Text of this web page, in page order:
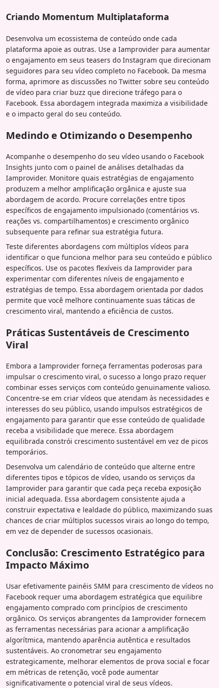
Criando Momentum Multiplataforma
Desenvolva um ecossistema de conteúdo onde cada
plataforma apoie as outras. Use a Iamprovider para aumentar
o engajamento em seus teasers do Instagram que direcionam
seguidores para seu vídeo completo no Facebook. Da mesma
forma, aprimore as discussões no Twitter sobre seu conteúdo
de vídeo para criar buzz que direcione tráfego para o
Facebook. Essa abordagem integrada maximiza a visibilidade
e o impacto geral do seu conteúdo.
Medindo e Otimizando o Desempenho
Acompanhe o desempenho do seu vídeo usando o Facebook
Insights junto com o painel de análises detalhadas da
Iamprovider. Monitore quais estratégias de engajamento
produzem a melhor amplificação orgânica e ajuste sua
abordagem de acordo. Procure correlações entre tipos
específicos de engajamento impulsionado (comentários vs.
reações vs. compartilhamentos) e crescimento orgânico
subsequente para refinar sua estratégia futura.
Teste diferentes abordagens com múltiplos vídeos para
identificar o que funciona melhor para seu conteúdo e público
específicos. Use os pacotes flexíveis da Iamprovider para
experimentar com diferentes níveis de engajamento e
estratégias de tempo. Essa abordagem orientada por dados
permite que você melhore continuamente suas táticas de
crescimento viral, mantendo a eficiência de custos.
Práticas Sustentáveis de Crescimento
Viral
Embora a Iamprovider forneça ferramentas poderosas para
impulsar o crescimento viral, o sucesso a longo prazo requer
combinar esses serviços com conteúdo genuinamente valioso.
Concentre-se em criar vídeos que atendam às necessidades e
interesses do seu público, usando impulsos estratégicos de
engajamento para garantir que esse conteúdo de qualidade
receba a visibilidade que merece. Essa abordagem
equilibrada constrói crescimento sustentável em vez de picos
temporários.
Desenvolva um calendário de conteúdo que alterne entre
diferentes tipos e tópicos de vídeo, usando os serviços da
Iamprovider para garantir que cada peça receba exposição
inicial adequada. Essa abordagem consistente ajuda a
construir expectativa e lealdade do público, maximizando suas
chances de criar múltiplos sucessos virais ao longo do tempo,
em vez de depender de sucessos ocasionais.
Conclusão: Crescimento Estratégico para
Impacto Máximo
Usar efetivamente painéis SMM para crescimento de vídeos no
Facebook requer uma abordagem estratégica que equilibre
engajamento comprado com princípios de crescimento
orgânico. Os serviços abrangentes da Iamprovider fornecem
as ferramentas necessárias para acionar a amplificação
algorítmica, mantendo aparência autêntica e resultados
sustentáveis. Ao cronometrar seu engajamento
estrategicamente, melhorar elementos de prova social e focar
em métricas de retenção, você pode aumentar
significativamente o potencial viral de seus vídeos.